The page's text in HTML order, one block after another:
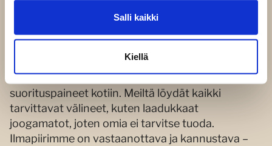
Salli kaikki
Kiellä
Ensimmäinen joogatuntisi: Mitä odottaa?
yllesi mukavat ja joustavat vaatteet, joissa on
helppo liikkua. Ota mukaan vesipullo, mutta jätä
suorituspaineet kotiin. Meiltä löydät kaikki
tarvittavat välineet, kuten laadukkaat
joogamatot, joten omia ei tarvitse tuoda.
Ilmapiirimme on vastaanottava ja kannustava –